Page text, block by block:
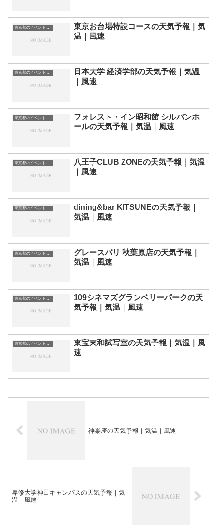
東京都のイベント会場一覧
東京お台場特設コースの天気予報｜気
温｜風速
東京都のイベント会場一覧
日本大学 経済学部の天気予報｜気温
｜風速
東京都のイベント会場一覧
フォレスト・イン昭和館 シルバンホ
ールの天気予報｜気温｜風速
東京都のイベント会場一覧
八王子CLUB ZONEの天気予報｜気温
｜風速
東京都のイベント会場一覧
dining&bar KITSUNEの天気予報｜
気温｜風速
グレースバリ 秋葉原店の天気予報｜
気温｜風速
109シネマズグランベリーパークの天
気予報｜気温｜風速
東宝東和試写室の天気予報｜気温｜風
速
神楽座の天気予報｜気温｜風速
専修大学神田キャンパスの天気予報｜気
温｜風速